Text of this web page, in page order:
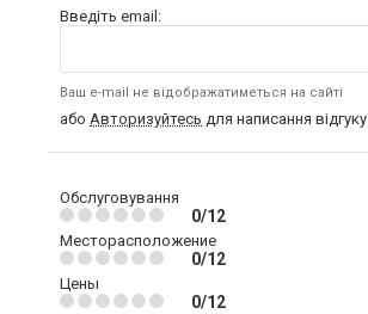
Введіть email:
Ваш e-mail не відображатиметься на сайті
або Авторизуйтесь для написання відгуку
Обслуговування
0/12
Месторасположение
0/12
Цены
0/12